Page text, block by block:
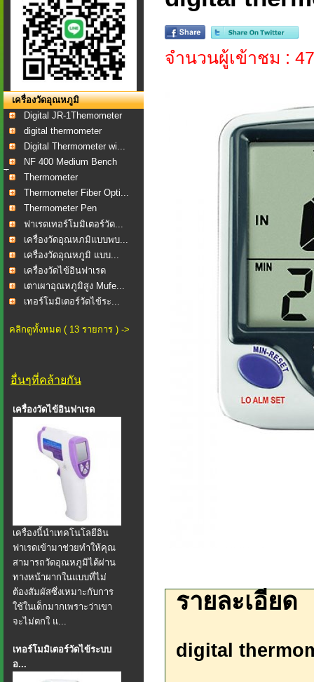
เครื่องวัดอุณหภูมิ
Digital JR-1Themometer
digital thermometer
Digital Thermometer wi...
NF 400 Medium Bench
To...
Thermometer
Thermometer Fiber Opti...
Thermometer Pen
ฟาเรดเทอร์โมมิเตอร์วัด...
เครื่องวัดอุณหภมิแบบพบ...
เครื่องวัดอุณหภูมิ แบบ...
เครื่องวัดไข้อินฟาเรด
เตาเผาอุณหภูมิสูง Mufe...
เทอร์โมมิเตอร์วัดไข้ระ...
คลิกดูทั้งหมด ( 13 รายการ ) ->
อื่นๆที่คล้ายกัน
เครื่องวัดไข้อินฟาเรด
เครื่องนี้นำเทคโนโลยีอิน
ฟาเรดเข้ามาช่วยทำให้คุณ
สามารถวัดอุณหภูมิได้ผ่าน
ทางหน้าผากในแบบที่ไม่
ต้องสัมผัสซึ่งเหมาะกับการ
ใช้ในเด็กมากเพราะว่าเขา
จะไม่ตกใ แ...
เทอร์โมมิเตอร์วัดไข้ระบบ
อ...
จำนวนผู้เข้าชม :
รายละเอียด
digital